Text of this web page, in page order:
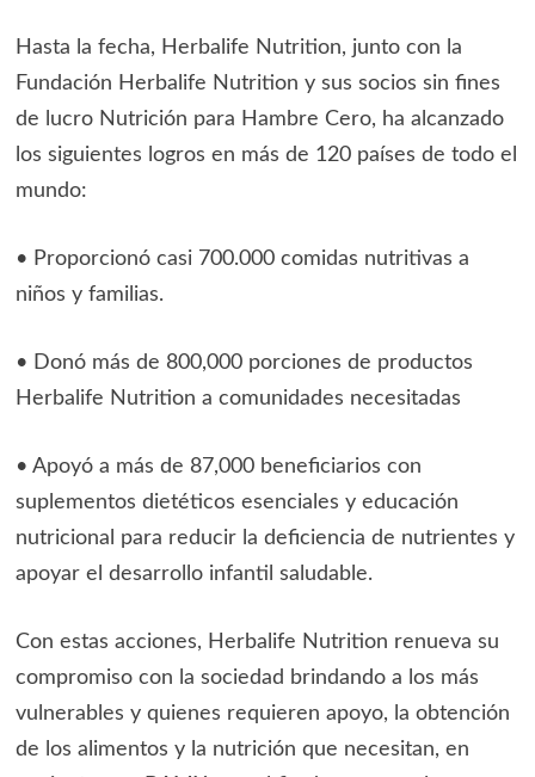
Hasta la fecha, Herbalife Nutrition, junto con la
Fundación Herbalife Nutrition y sus socios sin fines
de lucro Nutrición para Hambre Cero, ha alcanzado
los siguientes logros en más de 120 países de todo el
mundo:
• Proporcionó casi 700.000 comidas nutritivas a
niños y familias.
• Donó más de 800,000 porciones de productos
Herbalife Nutrition a comunidades necesitadas
• Apoyó a más de 87,000 beneficiarios con
suplementos dietéticos esenciales y educación
nutricional para reducir la deficiencia de nutrientes y
apoyar el desarrollo infantil saludable.
Con estas acciones, Herbalife Nutrition renueva su
compromiso con la sociedad brindando a los más
vulnerables y quienes requieren apoyo, la obtención
de los alimentos y la nutrición que necesitan, en